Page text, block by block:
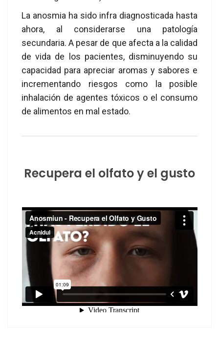
La anosmia ha sido infra diagnosticada hasta
ahora, al considerarse una patología
secundaria. A pesar de que afecta a la calidad
de vida de los pacientes, disminuyendo su
capacidad para apreciar aromas y sabores e
incrementando riesgos como la posible
inhalación de agentes tóxicos o el consumo
de alimentos en mal estado.
Recupera el olfato y el gusto